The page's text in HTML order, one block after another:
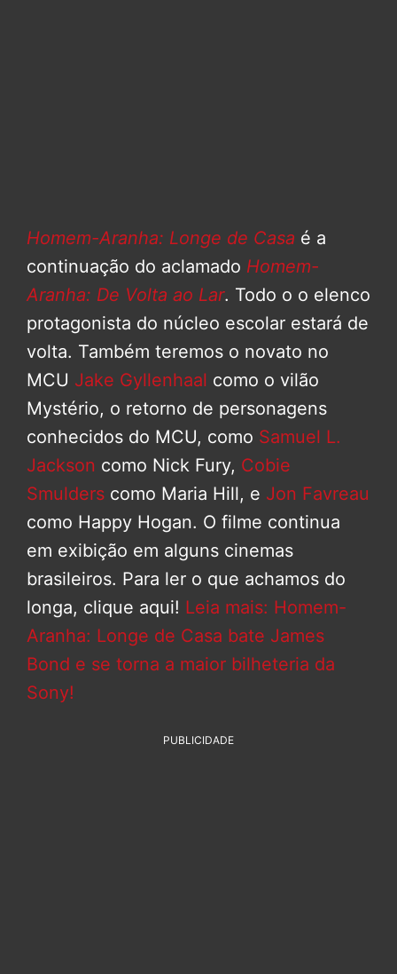
Homem-Aranha: Longe de Casa é a
continuação do aclamado Homem-
Aranha: De Volta ao Lar. Todo o o elenco
protagonista do núcleo escolar estará de
volta. Também teremos o novato no
MCU Jake Gyllenhaal como o vilão
Mystério, o retorno de personagens
conhecidos do MCU, como Samuel L.
Jackson como Nick Fury, Cobie
Smulders como Maria Hill, e Jon Favreau
como Happy Hogan. O filme continua
em exibição em alguns cinemas
brasileiros. Para ler o que achamos do
longa, clique aqui! Leia mais: Homem-
Aranha: Longe de Casa bate James
Bond e se torna a maior bilheteria da
Sony!
PUBLICIDADE